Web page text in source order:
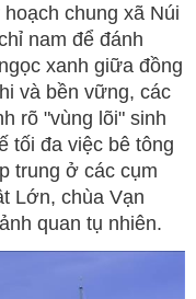
chung xã Núi
nam để đánh
xanh giữa đồng
và bền vững, các
rõ "vùng lõi" sinh
tối đa việc bê tông
trung ở các cụm
Lớn, chùa Vạn
quan tụ nhiên.